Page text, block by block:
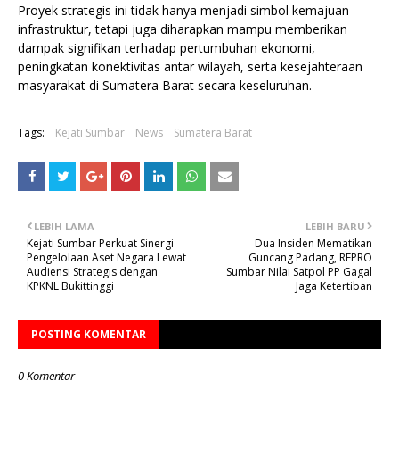
Proyek strategis ini tidak hanya menjadi simbol kemajuan
infrastruktur, tetapi juga diharapkan mampu memberikan
dampak signifikan terhadap pertumbuhan ekonomi,
peningkatan konektivitas antar wilayah, serta kesejahteraan
masyarakat di Sumatera Barat secara keseluruhan.
Tags: Kejati Sumbar News Sumatera Barat
LEBIH BARU
Dua Insiden Mematikan
Guncang Padang, REPRO
Sumbar Nilai Satpol PP Gagal
Jaga Ketertiban
LEBIH LAMA
Kejati Sumbar Perkuat Sinergi
Pengelolaan Aset Negara Lewat
Audiensi Strategis dengan
KPKNL Bukittinggi
POSTING KOMENTAR
0 Komentar